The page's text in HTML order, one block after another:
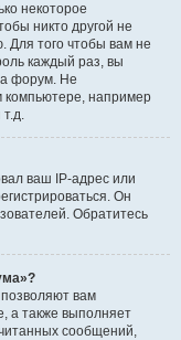
некоторое
никто другой не
Для того чтобы вам не
каждый раз, вы
форум. Не
компьютере, например
ваш IP-адрес или
Он
Обратитесь
вам
а также выполняет
сообщений,